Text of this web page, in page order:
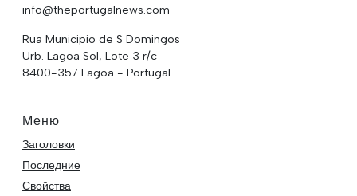
info@theportugalnews.com
Rua Municipio de S Domingos
Urb. Lagoa Sol, Lote 3 r/c
8400-357 Lagoa - Portugal
Меню
Заголовки
Последние
Свойства